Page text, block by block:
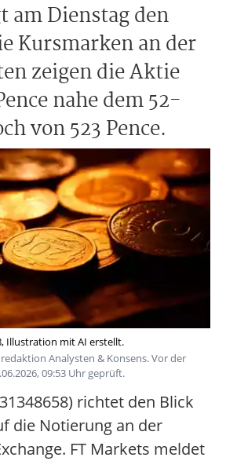
am Dienstag den
Kursmarken an der
zeigen die Aktie
nahe dem 52-
von 523 Pence.
Illustration mit AI erstellt.
Analysten & Konsens. Vor der
09:53 Uhr geprüft.
richtet den Blick
die Notierung an der
FT Markets meldet